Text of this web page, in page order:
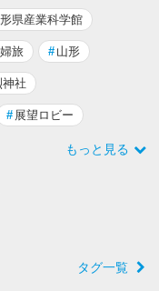
県産業科学館
旅 # 山形
神社
# 展望ロビー
もっと見る
タグ一覧